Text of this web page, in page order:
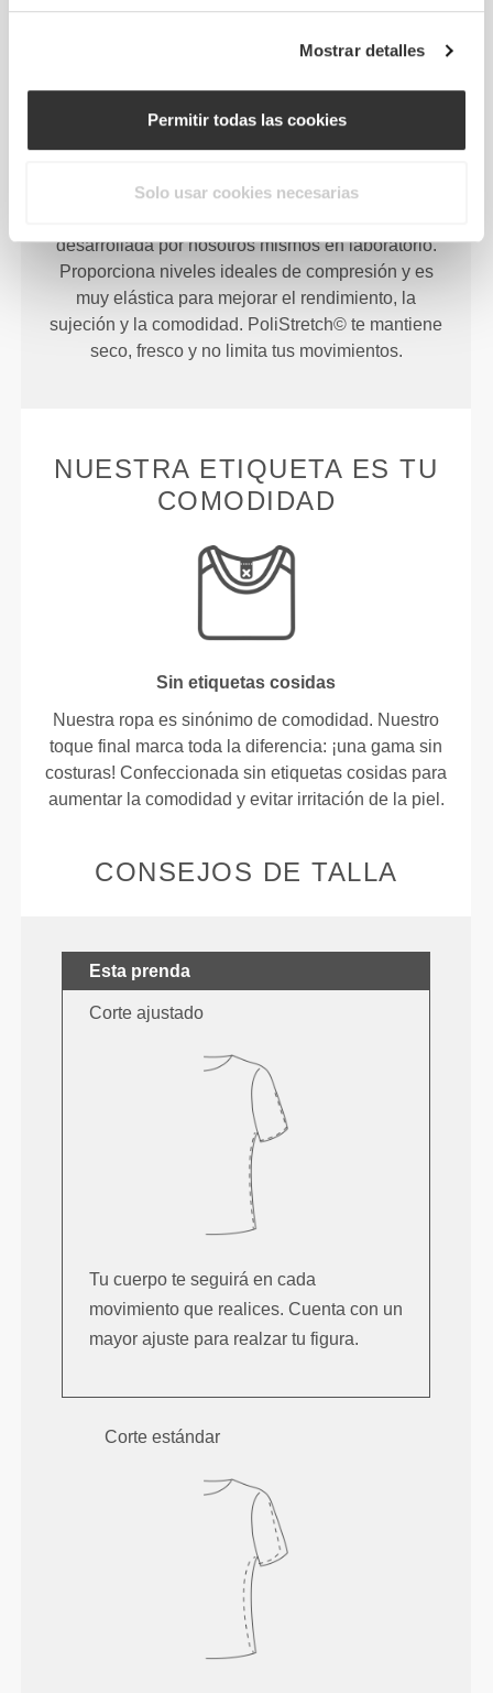
Mostrar detalles
Permitir todas las cookies
Solo usar cookies necesarias
desarrollada por nosotros mismos en laboratorio.
Proporciona niveles ideales de compresión y es
muy elástica para mejorar el rendimiento, la
sujeción y la comodidad. PoliStretch© te mantiene
seco, fresco y no limita tus movimientos.
NUESTRA ETIQUETA ES TU
COMODIDAD
Sin etiquetas cosidas
Nuestra ropa es sinónimo de comodidad. Nuestro
toque final marca toda la diferencia: ¡una gama sin
costuras! Confeccionada sin etiquetas cosidas para
aumentar la comodidad y evitar irritación de la piel.
CONSEJOS DE TALLA
Esta prenda
Corte ajustado
Tu cuerpo te seguirá en cada
movimiento que realices. Cuenta con un
mayor ajuste para realzar tu figura.
Corte estándar